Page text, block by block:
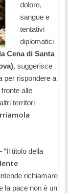
dolore,
sangue e
tentativi
diplomatici
Cena di Santa
, suggerisce
per rispondere a
alle
territori
“Il titolo della
richiamare
la pace non è un